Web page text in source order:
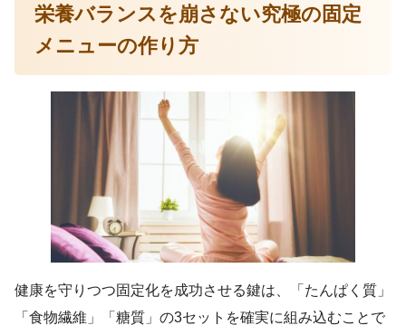
栄養バランスを崩さない究極の固定
メニューの作り方
健康を守りつつ固定化を成功させる鍵は、「たんぱく質」
「食物繊維」「糖質」の3セットを確実に組み込むことで